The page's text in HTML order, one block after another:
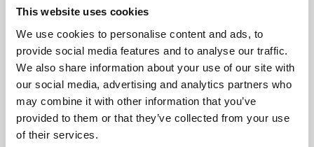
This website uses cookies
We use cookies to personalise content and ads, to
provide social media features and to analyse our traffic.
We also share information about your use of our site with
our social media, advertising and analytics partners who
may combine it with other information that you’ve
provided to them or that they’ve collected from your use
of their services.
tolkningen av stunden behöver fortfarande fångas av oss.
Kontoret 2.0 växer fram för att tjäna människan. En
arbetsmiljö som främjar produktivitet, men också närvaro. Där
tysta rum är en del av den kontorsdesign som gör att jag
längtar till kontoret. Där gemensamma, kreativa ytor bjuder in
till det där samtalet som förändrar allt. Kontoret ska kunna ge
arbetsglädje på samma gång som det erbjuder återhämtning.
Ja du Kontoret 2.0, det är ingen lätt uppgift du har framför dig.
Men vi kan väl ses på kontoret och spåna lite om framtiden.